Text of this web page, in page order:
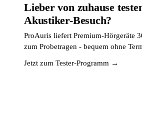
Lieber von zuhause
Akustiker-Besuch?
ProAuris liefert Premium-Hörgeräte
zum Probetragen - bequem ohne
Jetzt zum Tester-Programm →